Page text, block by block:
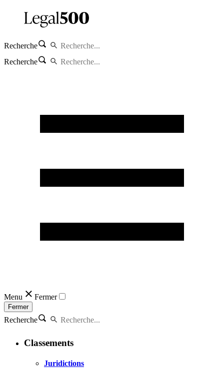
Recherche
Recherche
Menu Fermer
Fermer
Recherche
Classements
Juridictions